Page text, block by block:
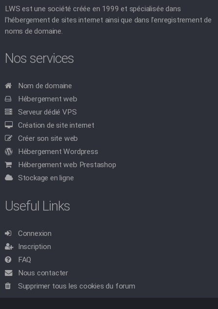
LWS est une société créée en 1999 et spécialisée dans
l'hébergement de sites internet ainsi que dans l'enregistrement de
noms de domaine.
Nos services
Nom de domaine
Hébergement web
Serveur dédié VPS
Création de site internet
Créer son site web
Hébergement Wordpress
Hébergement web Prestashop
Stockage en ligne
Useful Links
Connexion
Inscription
FAQ
Nous contacter
Supprimer tous les cookies du forum